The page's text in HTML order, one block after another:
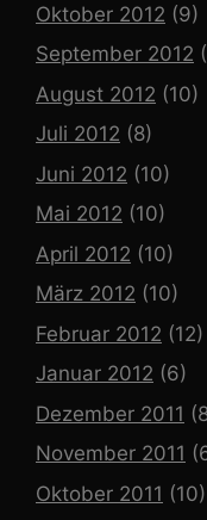
Oktober 2012 (9)
September 2012
August 2012 (10)
Juli 2012 (8)
Juni 2012 (10)
Mai 2012 (10)
April 2012 (10)
März 2012 (10)
Februar 2012 (12)
Januar 2012 (6)
Dezember 2011
November 2011
Oktober 2011 (10)